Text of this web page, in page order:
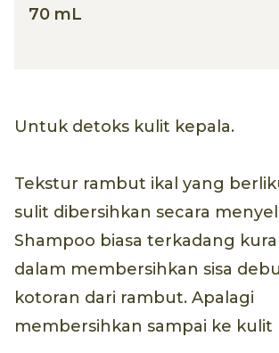
70 mL
Untuk detoks kulit kepala.
Tekstur rambut ikal yang
sulit dibersihkan secara
Shampoo biasa terkadang
dalam membersihkan sisa
kotoran dari rambut. Apalagi
membersihkan sampai ke kulit